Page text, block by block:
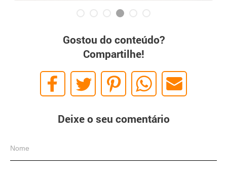
Gostou do conteúdo?
Compartilhe!
Deixe o seu comentário